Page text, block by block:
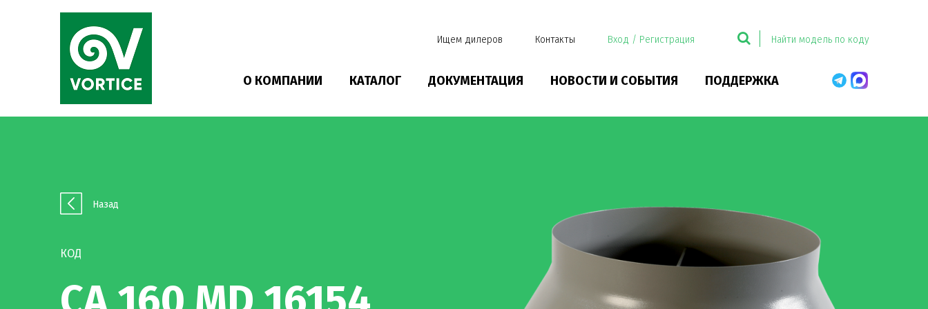
Ищем дилеров Контакты Вход / Регистрация
О КОМПАНИИ КАТАЛОГ ДОКУМЕНТАЦИЯ НОВОСТИ И СОБЫТИЯ ПОДДЕРЖКА
Назад
КОД